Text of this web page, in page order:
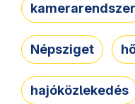
kamerarendszer
Népsziget
hajóközlekedés